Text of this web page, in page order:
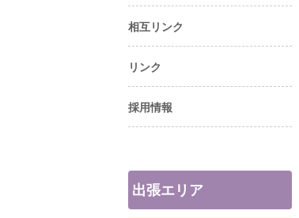
相互リンク
リンク
採用情報
出張エリア